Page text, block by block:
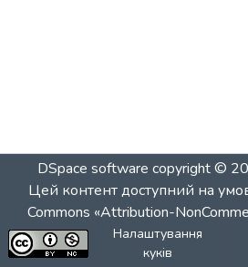
DSpace software copyright ©
Цей контент доступний на
Commons «Attribution-
Налаштування
куків